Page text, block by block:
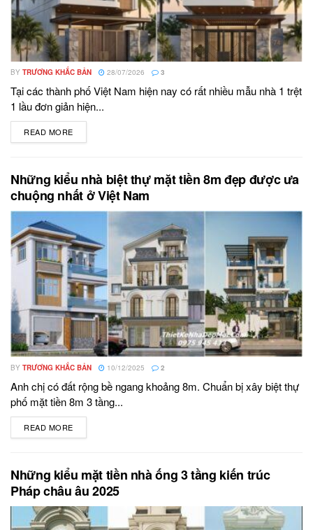
BY TRƯƠNG KHẮC BẢN 28/07/2026 3
Tại các thành phố Việt Nam hiện nay có rất nhiều mẫu nhà 1 trệt
1 lầu đơn giản hiện...
READ MORE
Những kiểu nhà biệt thự mặt tiền 8m đẹp được ưa
chuộng nhất ở Việt Nam
BY TRƯƠNG KHẮC BẢN 10/12/2025 2
Anh chị có đất rộng bề ngang khoảng 8m. Chuẩn bị xây biệt thự
phố mặt tiền 8m 3 tầng...
READ MORE
Những kiểu mặt tiền nhà ống 3 tầng kiến trúc
Pháp châu âu 2025